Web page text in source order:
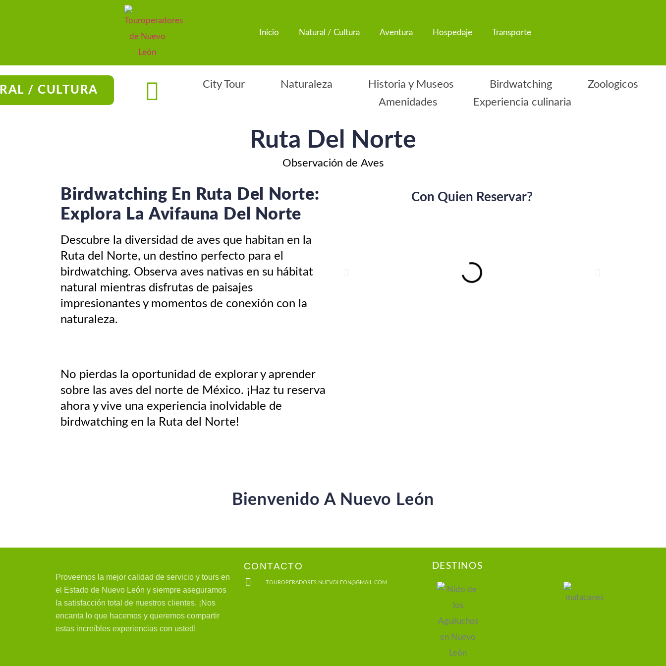
Inicio Natural / Cultura Aventura Hospedaje Transporte
/ CULTURA
City Tour Naturaleza Historia y Museos Birdwatching
Zoologicos
Amenidades
Experiencia culinaria
Ruta Del Norte
Observación de Aves
Birdwatching En Ruta Del Norte:
Explora La Avifauna Del Norte
Descubre la diversidad de aves que habitan en la
Ruta del Norte, un destino perfecto para el
birdwatching. Observa aves nativas en su hábitat
natural mientras disfrutas de paisajes
impresionantes y momentos de conexión con la
naturaleza.
Con Quien Reservar?
No pierdas la oportunidad de explorar y aprender
sobre las aves del norte de México. ¡Haz tu reserva
ahora y vive una experiencia inolvidable de
birdwatching en la Ruta del Norte!
Bienvenido A Nuevo León
Proveemos la mejor calidad de servicio y tours en
el Estado de Nuevo León y siempre aseguramos
la satisfacción total de nuestros clientes. ¡Nos
encanta lo que hacemos y queremos compartir
estas increíbles experiencias con usted!
CONTACTO
TOUROPERADORES.NUEVOLEON@GMAIL.COM
DESTINOS